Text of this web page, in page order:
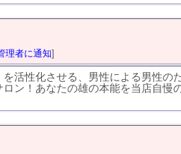
理者に通知]
活性化させる、男性による男性の
ン！あなたの雄の本能を当店自慢